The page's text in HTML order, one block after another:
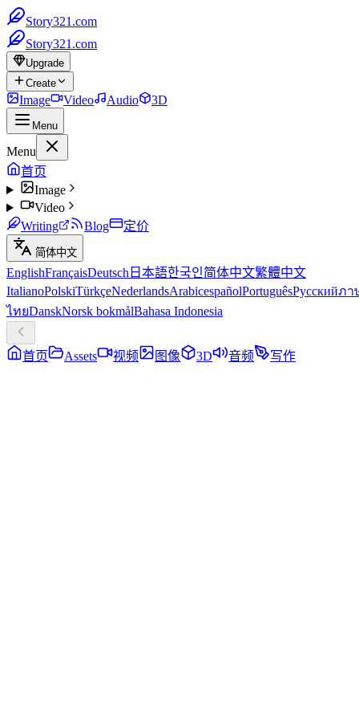
Story321.com
Story321.com
Upgrade
Create
Image Video Audio 3D
Menu
Menu
首页
Image
Video
Writing
Blog 定价
简体中文
EnglishFrançaisDeutsch 日本語한국인简体中文繁體中文
ItalianoPolskiTürkçeNederlandsArabicespañolPortuguêsРусскийภา
ไทยDanskNorsk bokmålBahasa Indonesia
首页 Assets 视频 图像 3D 音频 写作